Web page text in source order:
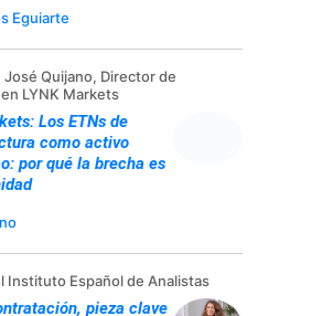
Eguiarte
José Quijano, Director de
LYNK Markets
Los ETNs de
como activo
por qué la brecha es
Instituto Español de Analistas
pieza clave